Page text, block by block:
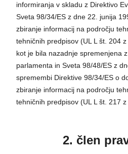
informiranja v skladu z Direktivo
Sveta 98/34/ES z dne 22. junija
zbiranje informacij na področju
tehničnih predpisov (UL L št. 204
kot je bila nazadnje spremenjena
parlamenta in Sveta 98/48/ES z
spremembi Direktive 98/34/ES o
zbiranje informacij na področju
tehničnih predpisov (UL L št. 217
2. člen